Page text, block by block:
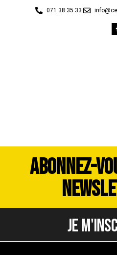
071 38 35 33
ABONNEZ-
JE